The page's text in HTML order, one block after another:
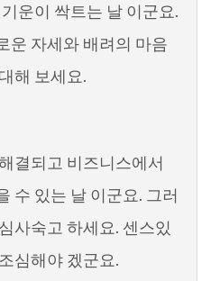
운이 싹트는 날 이군요.
운 자세와 배려의 마음
해 보세요.
결되고 비즈니스에서
수 있는 날 이군요. 그러
사숙고 하세요. 센스있
심해야 겠군요.